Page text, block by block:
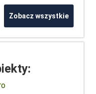
Zobacz wszystkie